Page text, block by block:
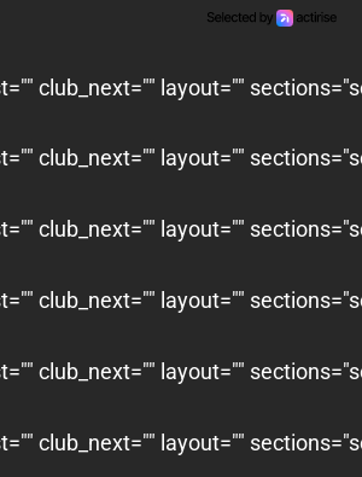
club_next="" layout=""
club_next="" layout=""
club_next="" layout=""
club_next="" layout=""
club_next="" layout=""
club_next="" layout=""